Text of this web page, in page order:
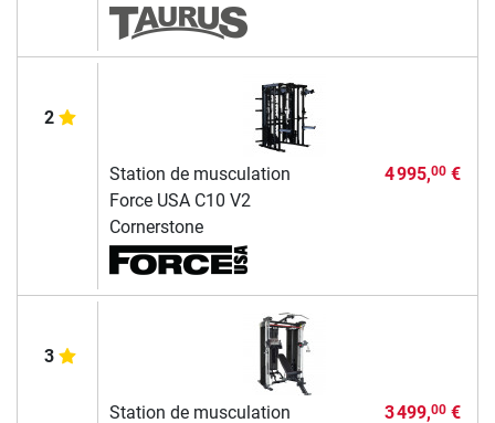
2
Station de musculation
Force USA C10 V2
Cornerstone
4 995,00€
3
Station de musculation 3 499,00€